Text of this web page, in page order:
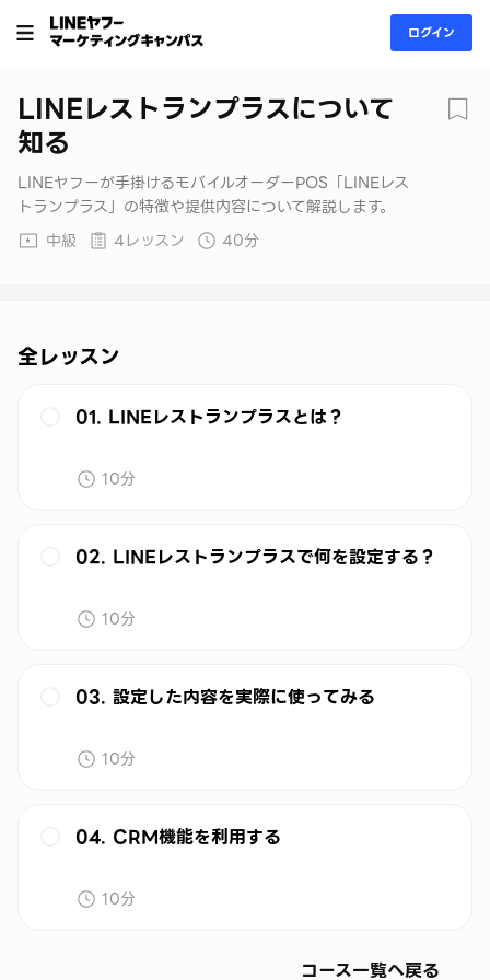
ログイン
LINEレストランプラスについて
知る
LINEヤフーが手掛けるモバイルオーダーPOS「LINEレス
トランプラス」の特徴や提供内容について解説します。
中級
4レッスン 40分
全レッスン
01. LINEレストランプラスとは？
10分
02. LINEレストランプラスで何を設定する？
10分
03. 設定した内容を実際に使ってみる
10分
04. CRM機能を利用する
10分
コース一覧へ戻る